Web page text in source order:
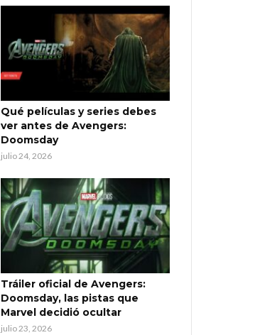
Qué películas y series debes
ver antes de Avengers:
Doomsday
julio 24, 2026
Tráiler oficial de Avengers:
Doomsday, las pistas que
Marvel decidió ocultar
julio 23, 2026